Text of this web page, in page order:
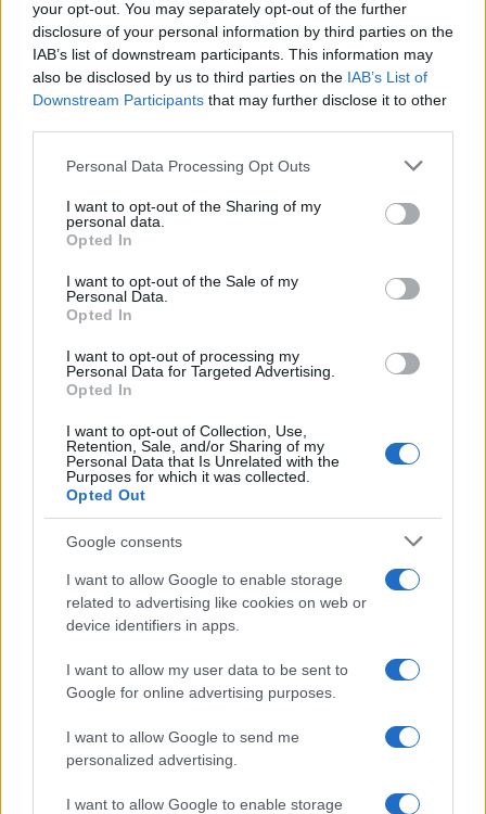
your opt-out. You may separately opt-out of the further
disclosure of your personal information by third parties on the
IAB’s list of downstream participants. This information may
also be disclosed by us to third parties on the IAB’s List of
Downstream Participants that may further disclose it to other
Please note that this website/app uses one or more Google
not limited to your visit or usage behaviour. You may click to
grant or deny consent to Google and its third-party tags to
use your data for below specified purposes in below Google
consent section.
Personal Data Processing Opt Outs
I want to opt-out of the Sharing of my
personal data.
Opted In
I want to opt-out of the Sale of my
Personal Data.
Opted In
I want to opt-out of processing my
Personal Data for Targeted Advertising.
Opted In
I want to opt-out of Collection, Use,
Retention, Sale, and/or Sharing of my
Personal Data that Is Unrelated with the
Purposes for which it was collected.
Opted Out
Google consents
I want to allow Google to enable storage
related to advertising like cookies on web or
device identifiers in apps.
I want to allow my user data to be sent to
Google for online advertising purposes.
I want to allow Google to send me
personalized advertising.
I want to allow Google to enable storage
o
o
k
r st A
p
p
Prossimo articolo
NOTIZIE RECENTI
“Sul filo del discorso”: sold out ad Olbia per il
La Maddalena, festa per i 30 anni del Diving
center di Tegge
Esce di strada con l’auto ad Arzachena: ferito il
conducente
Turiste si perdono a Tavolara: salvate dai vigili
del fuoco
Incidente Olbia, poliziotto in vacanza salva 6
alle 5